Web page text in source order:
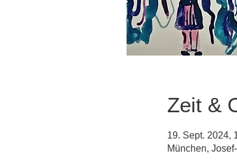
Zeit &
19. Sept. 2024,
München,